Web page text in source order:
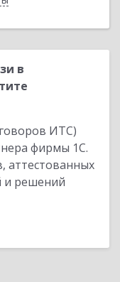
в
ИТС)
фирмы 1С.
аттестованных
и решений